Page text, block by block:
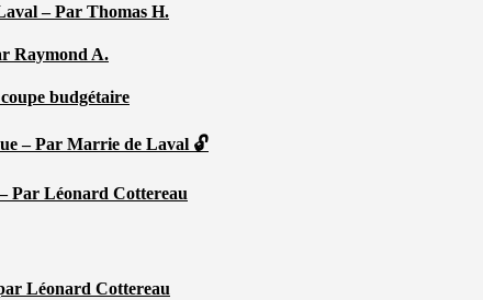
– Par Thomas H.
Raymond A.
budgétaire
– Par Marrie de Laval 🔓
Par Léonard Cottereau
Léonard Cottereau